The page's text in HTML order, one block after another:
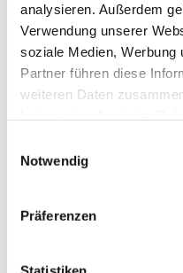
analysieren. Außerdem
Verwendung unserer
soziale Medien, Werbung
Partner führen diese
weiteren Daten
Notwendig
Präferenzen